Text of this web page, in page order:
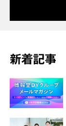
新着記事